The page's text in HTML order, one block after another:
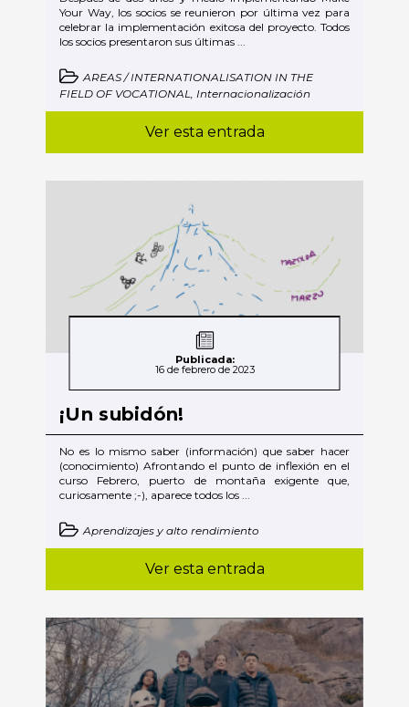
Your Way, los socios se reunieron por última vez para
celebrar la implementación exitosa del proyecto. Todos
los socios presentaron sus últimas ...
AREAS / INTERNATIONALISATION IN THE
FIELD OF VOCATIONAL, Internacionalización
Ver esta entrada
Publicada:
16 de febrero de 2023
¡Un subidón!
No es lo mismo saber (información) que saber hacer
(conocimiento) Afrontando el punto de inflexión en el
curso Febrero, puerto de montaña exigente que,
curiosamente ;-), aparece todos los ...
Aprendizajes y alto rendimiento
Ver esta entrada